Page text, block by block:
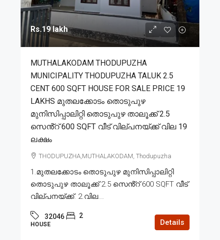
Rs.19 lakh
MUTHALAKODAM THODUPUZHA
MUNICIPALITY THODUPUZHA TALUK 2.5
CENT 600 SQFT HOUSE FOR SALE PRICE 19
LAKHS മുതലക്കോടം തൊടുപുഴ
മുനിസിപ്പാലിറ്റി തൊടുപുഴ താലൂക്ക് 2.5
സെൻ്റ് 600 SQFT വീട് വില്പനയ്ക്ക് വില 19
ലക്ഷം
THODUPUZHA,MUTHALAKODAM, Thodupuzha
1.മുതലക്കോടം തൊടുപുഴ മുനിസിപ്പാലിറ്റി
തൊടുപുഴ താലൂക്ക് 2.5 സെൻ്റ് 600 SQFT വീട്
വില്പനയ്ക്ക്. 2.വില...
32046 2
HOUSE Details